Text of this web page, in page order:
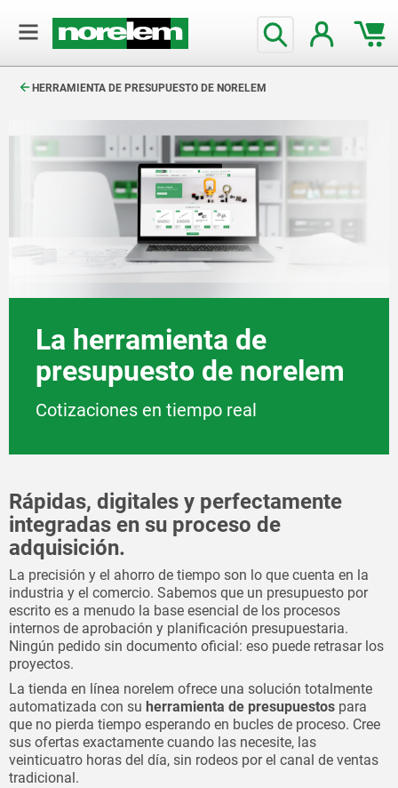
HERRAMIENTA DE PRESUPUESTO DE NORELEM
La herramienta de
presupuesto de norelem
Cotizaciones en tiempo real
Rápidas, digitales y perfectamente
integradas en su proceso de
adquisición.
La precisión y el ahorro de tiempo son lo que cuenta en la
industria y el comercio. Sabemos que un presupuesto por
escrito es a menudo la base esencial de los procesos
internos de aprobación y planificación presupuestaria.
Ningún pedido sin documento oficial: eso puede retrasar los
proyectos.
La tienda en línea norelem ofrece una solución totalmente
automatizada con su herramienta de presupuestos para
que no pierda tiempo esperando en bucles de proceso. Cree
sus ofertas exactamente cuando las necesite, las
veinticuatro horas del día, sin rodeos por el canal de ventas
tradicional.